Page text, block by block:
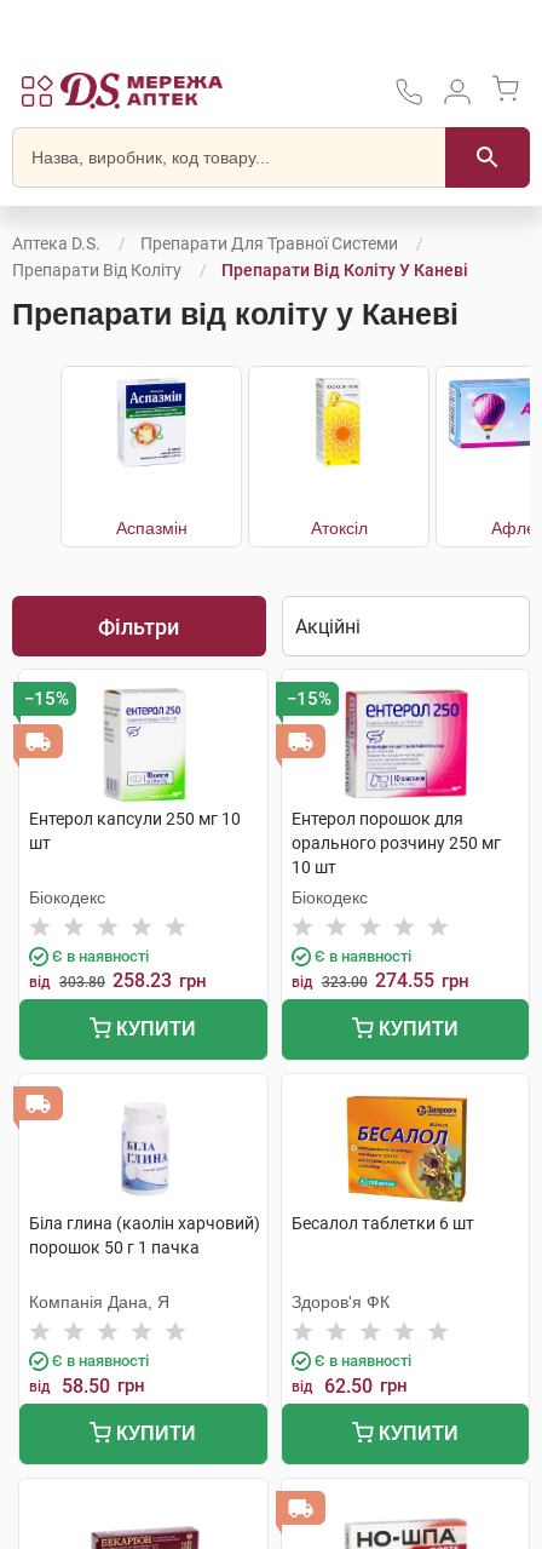
Аптека D.S.
Препарати Для Травної Системи
Препарати Від Коліту
Препарати Від Коліту У Каневі
Препарати від коліту у Каневі
Аспазмін Атоксіл
Фільтри
−15%
Ентерол капсули 250 мг 10
шт
Біокодекс
Є в наявності
від 303.80 258.23 грн
КУПИТИ
−15%
Ентерол порошок для
орального розчину 250 мг
10 шт
Біокодекс
Є в наявності
від 323.00 274.55 грн
КУПИТИ
Біла глина (каолін харчовий)
порошок 50 г 1 пачка
Компанія Дана, Я
Є в наявності
від 58.50 грн
КУПИТИ
Бесалол таблетки 6 шт
Здоров'я ФК
Є в наявності
від 62.50 грн
КУПИТИ